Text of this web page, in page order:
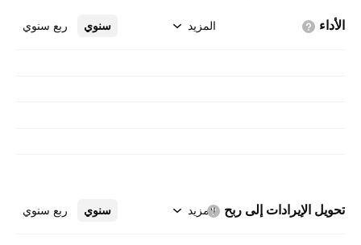
الأداء سنوي ربع سنوي المزيد
تحويل الإيرادات إلى ربح سنوي ربع سنوي المزيد